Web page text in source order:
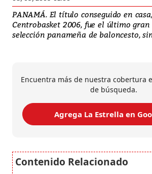
PANAMÁ. El título conseguido en
Centrobasket 2006, fue el último
selección panameña de baloncesto,
Encuentra más de nuestra cobertura
de búsqueda.
Agrega La Estrella en